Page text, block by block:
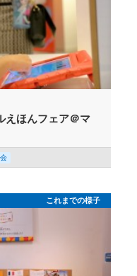
えほんフェア＠マ
これまでの様子